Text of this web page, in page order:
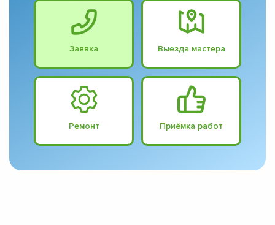
Заявка Выезда мастера
Ремонт Приёмка работ